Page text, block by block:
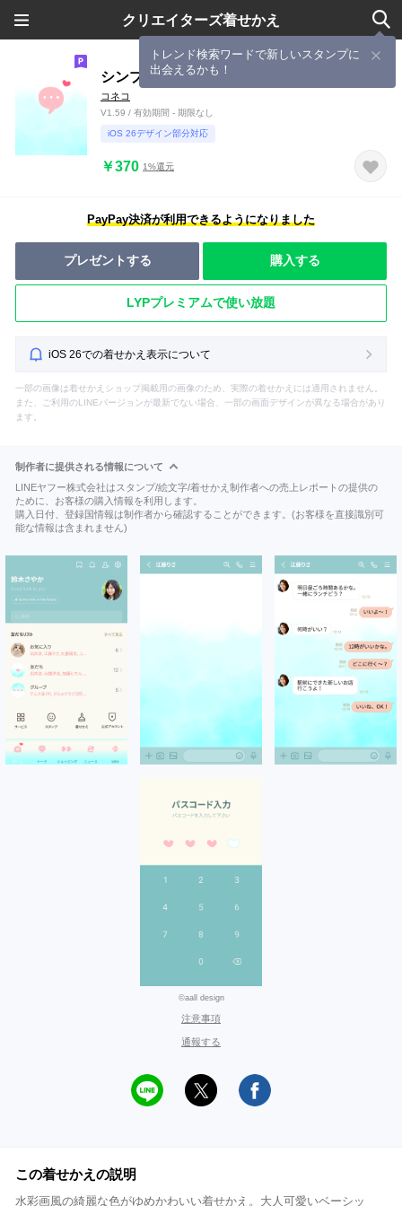
クリエイターズ着せかえ
トレンド検索ワードで新しいスタンプに
出会えるかも！
シンプルグラデーション：ミントピンク
コネコ
V1.59 / 有効期間 - 期限なし
iOS 26デザイン部分対応
￥370 1%還元
PayPay決済が利用できるようになりました
プレゼントする 購入する
LYPプレミアムで使い放題
iOS 26での着せかえ表示について
一部の画像は着せかえショップ掲載用の画像のため、実際の着せかえには適用されません。
また、ご利用のLINEバージョンが最新でない場合、一部の画面デザインが異なる場合があり
ます。
制作者に提供される情報について
LINEヤフー株式会社はスタンプ/絵文字/着せかえ制作者への売上レポートの提供の
ために、お客様の購入情報を利用します。
購入日付、登録国情報は制作者から確認することができます。(お客様を直接識別可
能な情報は含まれません)
©aall design
注意事項
通報する
この着せかえの説明
水彩画風の綺麗な色がゆめかわいい着せかえ。大人可愛いベーシッ